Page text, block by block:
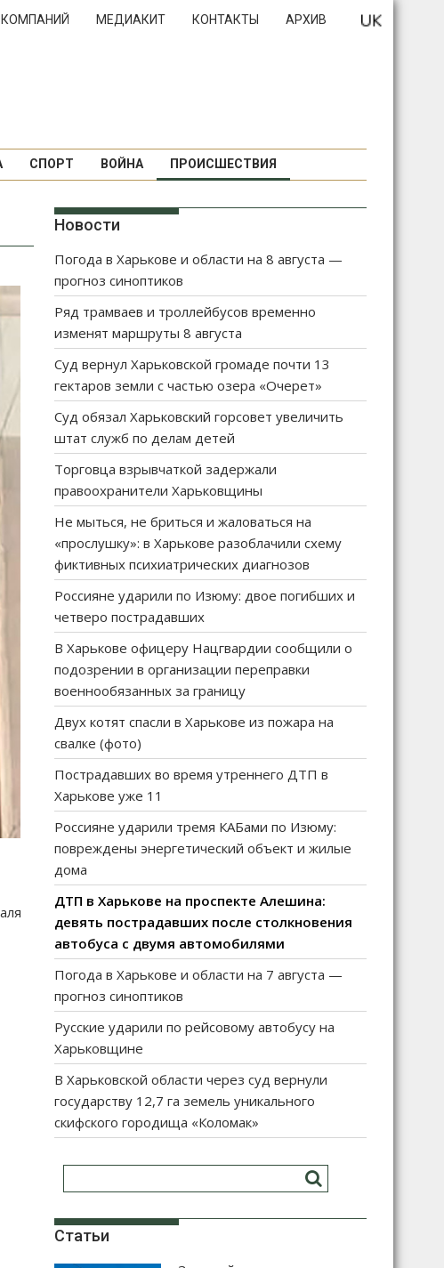
МЕДИАКИТ КОНТАКТЫ АРХИВ
СПОРТ ВОЙНА ПРОИСШЕСТВИЯ
Новости
Погода в Харькове и области на 8 августа —
прогноз синоптиков
Ряд трамваев и троллейбусов временно
изменят маршруты 8 августа
Суд вернул Харьковской громаде почти 13
гектаров земли с частью озера «Очерет»
Суд обязал Харьковский горсовет увеличить
штат служб по делам детей
Торговца взрывчаткой задержали
правоохранители Харьковщины
Не мыться, не бриться и жаловаться на
«прослушку»: в Харькове разоблачили схему
фиктивных психиатрических диагнозов
Россияне ударили по Изюму: двое погибших и
четверо пострадавших
В Харькове офицеру Нацгвардии сообщили о
подозрении в организации переправки
военнообязанных за границу
Двух котят спасли в Харькове из пожара на
свалке (фото)
Пострадавших во время утреннего ДТП в
Харькове уже 11
Россияне ударили тремя КАБами по Изюму:
повреждены энергетический объект и жилые
дома
ДТП в Харькове на проспекте Алешина:
девять пострадавших после столкновения
автобуса с двумя автомобилями
Погода в Харькове и области на 7 августа —
прогноз синоптиков
Русские ударили по рейсовому автобусу на
Харьковщине
В Харьковской области через суд вернули
государству 12,7 га земель уникального
скифского городища «Коломак»
Статьи